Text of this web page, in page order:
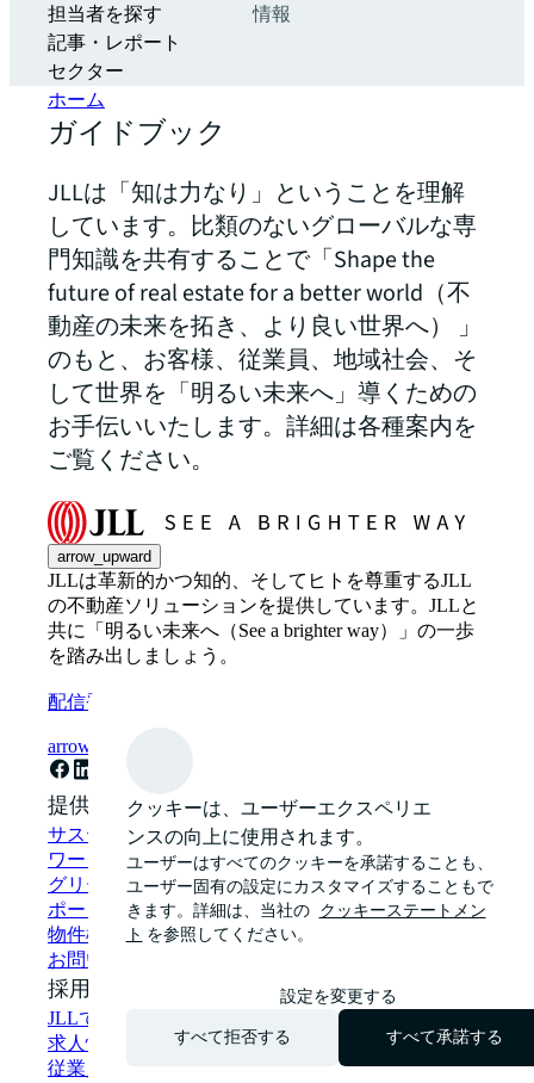
担当者を探す
記事・レポート
セクター
情報
ホーム
ガイドブック
JLLは「知は力なり」ということを理解
しています。比類のないグローバルな専
門知識を共有することで「Shape the
future of real estate for a better world（不
動産の未来を拓き、より良い世界へ） 」
のもと、お客様、従業員、地域社会、そ
して世界を「明るい未来へ」導くための
お手伝いいたします。詳細は各種案内を
ご覧ください。
arrow_upward
JLLは革新的かつ知的、そしてヒトを尊重するJLL
の不動産ソリューションを提供しています。JLLと
共に「明るい未来へ（See a brighter way）」の一歩
を踏み出しましょう。
配信登録
arrow_forward
提供サービス
サステナビリティ・ソリューション
ワークプレイス・コンサルティング
グリーンビルディング・グリーンリース
ポートフォリオマネジメント
物件検索
お問い合わせ
採用情報
JLLで働く
求人情報
従業員のストーリー
クッキーは、ユーザーエクスペリエ
ンスの向上に使用されます。
ユーザーはすべてのクッキーを承諾することも、
ユーザー固有の設定にカスタマイズすることもで
きます。詳細は、当社の クッキーステートメン
ト を参照してください。
設定を変更する
すべて拒否する
すべて承諾する